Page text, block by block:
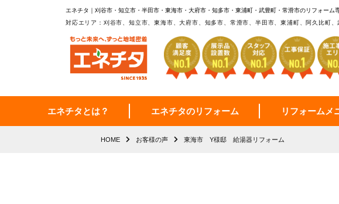
エネチタ｜刈谷市・知立市・半田市・東海市・大府市・知多市・東浦町・武豊町・常滑市のリフォーム
対応エリア：刈谷市、知立市、東海市、大府市、知多市、常滑市、半田市、東浦町、阿久比町
エネチタとは？ エネチタのリフォーム リフォームメ
HOME お客様の声 東海市 Y様邸 給湯器リフォーム